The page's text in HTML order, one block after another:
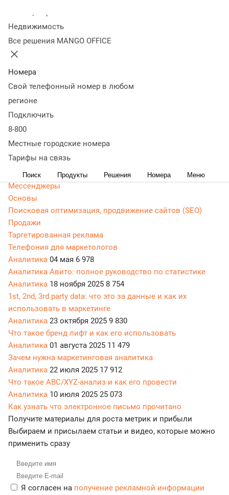
Недвижимость
Все решения MANGO OFFICE
Номера
Свой телефонный номер в любом
регионе
Подключить
8-800
Местные городские номера
Тарифы на связь
Поиск Продукты Решения Номера Меню
Статьи, обзоры, ТОПы, идеи и советы для развития
бизнеса. Энциклопедия маркетолога, Аналитика -
актуальная, живая и понятная информация доступным
языком.
CRM маркетинг
Аналитика
Веб-аналитика
Веб-разработка
Контекстная реклама
Яндекс Директ
Контент-маркетинг
Мессенджеры
Основы
Поисковая оптимизация, продвижение сайтов (SEO)
Продажи
Таргетированная реклама
Телефония для маркетологов
Аналитика 04 мая 6 978
Аналитика Авито: полное руководство по статистике
Аналитика 18 ноября 2025 8 754
1st, 2nd, 3rd party data: что это за данные и как их
использовать в маркетинге
Аналитика 23 октября 2025 9 830
Что такое бренд лифт и как его использовать
Аналитика 01 августа 2025 11 479
Зачем нужна маркетинговая аналитика
Аналитика 22 июля 2025 17 912
Что такое ABC/XYZ-анализ и как его провести
Аналитика 10 июля 2025 25 073
Как узнать что электронное письмо прочитано
Получите материалы для роста метрик и прибыли
Выбираем и присылаем статьи и видео, которые можно
применить сразу
Я согласен на получение рекламной информации